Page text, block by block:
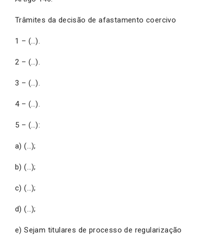
Trâmites da decisão de afastamento coercivo
1 – (…).
2 – (…).
3 – (…).
4 – (…).
5 – (…):
a) (…);
b) (…);
c) (…);
d) (…);
e) Sejam titulares de processo de regularização